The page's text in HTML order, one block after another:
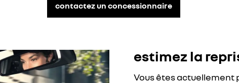
contactez un concessionnaire
estimez la
Vous êtes actuellement